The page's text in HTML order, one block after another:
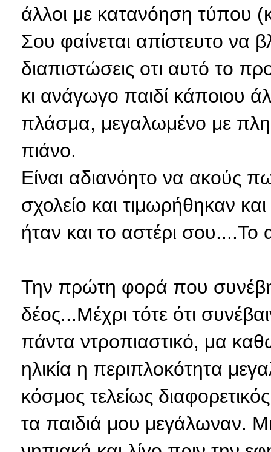
άλλοι με κατανόηση τύπου
Σου φαίνεται απίστευτο να
διαπιστώσεις οτι αυτό το
κι ανάγωγο παιδί κάποιου
πλάσμα, μεγαλωμένο με
πιάνο.
Είναι αδιανόητο να ακούς
σχολείο και τιμωρήθηκαν
ήταν και το αστέρι
Την πρώτη φορά που
δέος...Μέχρι τότε ότι
πάντα ντροπιαστικό, μα
ηλικία η περιπλοκότητα
κόσμος τελείως
τα παιδιά μου μεγάλωναν.